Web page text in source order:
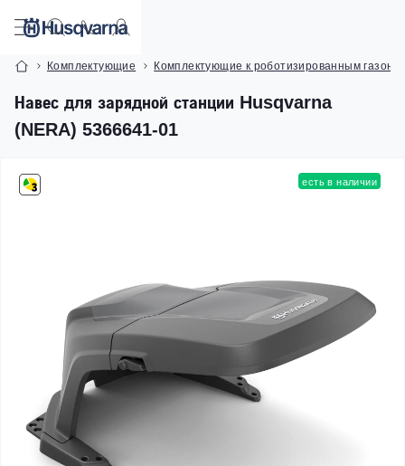
Комплектующие Комплектующие к роботизированным
Навес для зарядной станции Husqvarna
(NERA) 5366641-01
есть в наличии